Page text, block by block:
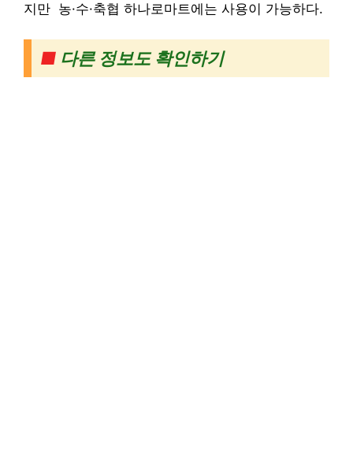
지만 농·수·축협 하나로마트에는 사용이 가능하다.
■ 다른 정보도 확인하기